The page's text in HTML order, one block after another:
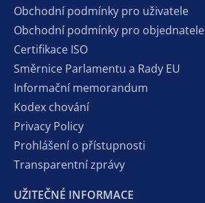
Obchodní podmínky pro uživatele
Obchodní podmínky pro objednatele
Certifikace ISO
Směrnice Parlamentu a Rady EU
Informační memorandum
Kodex chování
Privacy Policy
Prohlášení o přístupnosti
Transparentní zprávy
UŽITEČNÉ INFORMACE